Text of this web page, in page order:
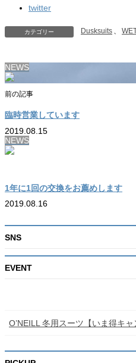
twitter
カテゴリー Dusksuits 、
NEWS
前の記事
臨時営業しています
2019.08.15
NEWS
1年に1回の交換をお薦めします
2019.08.16
SNS
EVENT
O’NEILL 冬用スーツ【いま得キ